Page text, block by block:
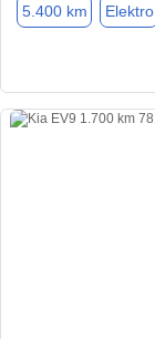
5.400 km Elektro